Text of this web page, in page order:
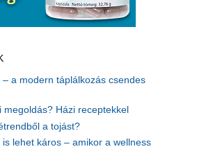
a modern táplálkozás csendes
Házi receptekkel
a tojást?
lehet káros – amikor a wellness